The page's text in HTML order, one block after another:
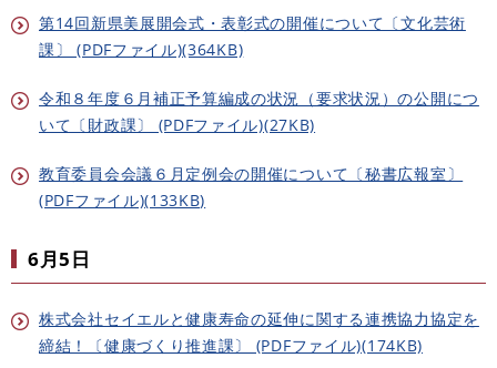
第14回新県美展開会式・表彰式の開催について〔文化芸術
課〕 (PDFファイル)(364KB)
令和８年度６月補正予算編成の状況（要求状況）の公開につ
いて〔財政課〕 (PDFファイル)(27KB)
教育委員会会議６月定例会の開催について〔秘書広報室〕
(PDFファイル)(133KB)
6月5日
株式会社セイエルと健康寿命の延伸に関する連携協力協定を
締結！〔健康づくり推進課〕 (PDFファイル)(174KB)